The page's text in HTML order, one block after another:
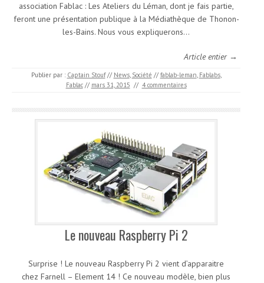
association Fablac : Les Ateliers du Léman, dont je fais partie,
feront une présentation publique à la Médiathèque de Thonon-
les-Bains. Nous vous expliquerons…
Article entier →
Publier par : Captain Stouf // News, Société // fablab-leman, Fablabs,
Fablac // mars 31, 2015 // 4 commentaires
Le nouveau Raspberry Pi 2
Surprise ! Le nouveau Raspberry Pi 2 vient d’apparaitre
chez Farnell – Element 14 ! Ce nouveau modèle, bien plus